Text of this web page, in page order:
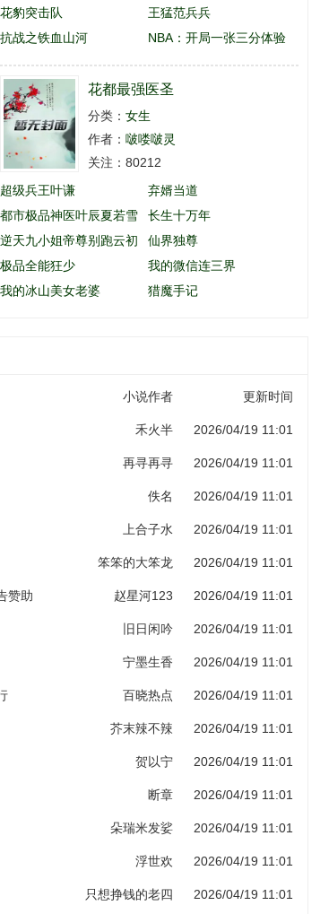
花豹突击队
王猛范兵兵
抗战之铁血山河
NBA：开局一张三分体验
卡
花都最强医圣
分类： 女生
作者： 啵喽啵灵
关注：80212
超级兵王叶谦
弃婿当道
都市极品神医叶辰夏若雪
孙怡
长生十万年
逆天九小姐帝尊别跑云初
玖
仙界独尊
极品全能狂少
我的微信连三界
我的冰山美女老婆
猎魔手记
小说作者 更新时间
禾火半 2026/04/19 11:01
再寻再寻 2026/04/19 11:01
佚名 2026/04/19 11:01
上合子水 2026/04/19 11:01
笨笨的大笨龙 2026/04/19 11:01
赞助 赵星河123 2026/04/19 11:01
旧日闲吟 2026/04/19 11:01
宁墨生香 2026/04/19 11:01
百晓热点 2026/04/19 11:01
芥末辣不辣 2026/04/19 11:01
贺以宁 2026/04/19 11:01
断章 2026/04/19 11:01
朵瑞米发娑 2026/04/19 11:01
浮世欢 2026/04/19 11:01
只想挣钱的老四 2026/04/19 11:01